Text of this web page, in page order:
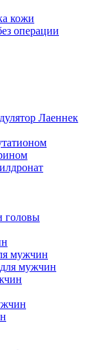
кожи
операции
Лаеннек
головы
мужчин
мужчин